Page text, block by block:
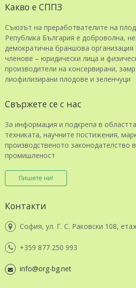
Какво е СППЗ
Съюзът на преработвателите на
Република България е доброволна,
демократична браншова организация
членове – юридически лица и
производители на консервирани,
лиофилизирани плодове и зеленчуци
Свържете се с нас
За информация и подкрепа в
техниката, научните постижения,
производственото законодателство
промишленост
Пишете ни!
Контакти
София, ул. Г. С. Раковски 108,
+359 877 250 993
info@org-bg.net